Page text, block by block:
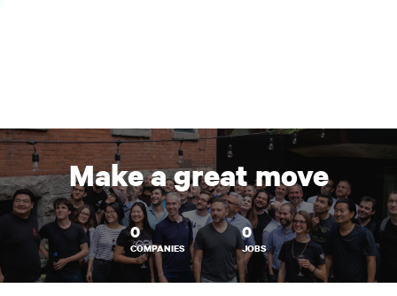
Make a great move
0
COMPANIES
0
JOBS